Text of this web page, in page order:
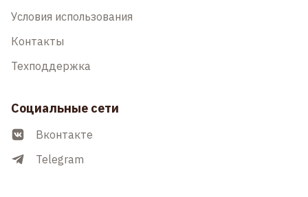
Условия использования
Контакты
Техподдержка
Социальные сети
Вконтакте
Telegram